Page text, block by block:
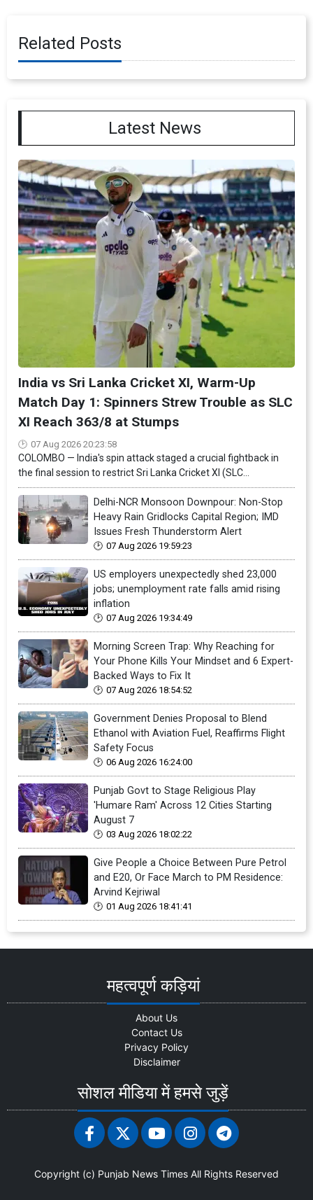
Related Posts
Latest News
India vs Sri Lanka Cricket XI, Warm-Up
Match Day 1: Spinners Strew Trouble as SLC
XI Reach 363/8 at Stumps
07 Aug 2026 20:23:58
COLOMBO — India's spin attack staged a crucial fightback in
the final session to restrict Sri Lanka Cricket XI (SLC...
Delhi-NCR Monsoon Downpour: Non-Stop
Heavy Rain Gridlocks Capital Region; IMD
Issues Fresh Thunderstorm Alert
07 Aug 2026 19:59:23
US employers unexpectedly shed 23,000
jobs; unemployment rate falls amid rising
inflation
07 Aug 2026 19:34:49
Morning Screen Trap: Why Reaching for
Your Phone Kills Your Mindset and 6 Expert-
Backed Ways to Fix It
07 Aug 2026 18:54:52
Government Denies Proposal to Blend
Ethanol with Aviation Fuel, Reaffirms Flight
Safety Focus
06 Aug 2026 16:24:00
Punjab Govt to Stage Religious Play
'Humare Ram' Across 12 Cities Starting
August 7
03 Aug 2026 18:02:22
Give People a Choice Between Pure Petrol
and E20, Or Face March to PM Residence:
Arvind Kejriwal
01 Aug 2026 18:41:41
महत्वपूर्ण कड़ियां
About Us
Contact Us
Privacy Policy
Disclaimer
सोशल मीडिया में हमसे जुड़ें
Copyright (c) Punjab News Times All Rights Reserved